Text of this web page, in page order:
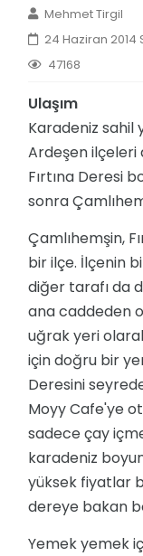
Mehmet Tirgil
24 Haziran 2014
47168
Ulaşım
Karadeniz sahil
Ardeşen ilçeleri
Fırtına Deresi
sonra
Çamlıhemşin,
bir ilçe. İlçenin
diğer tarafı da
ana caddeden
uğrak yeri
için doğru bir
Deresini
Moyy Cafe'ye
sadece çay
karadeniz
yüksek fiyatlar
dereye bakan
Yemek yemek